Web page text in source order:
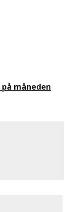
måneden